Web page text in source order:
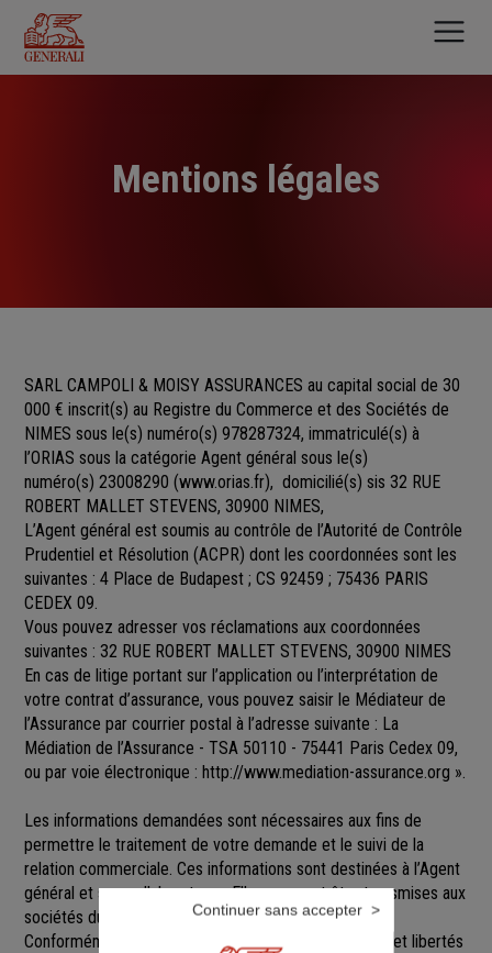
contenu
principal
Mentions légales
SARL CAMPOLI & MOISY ASSURANCES au capital social de 30
000 € inscrit(s) au Registre du Commerce et des Sociétés de
NIMES sous le(s) numéro(s) 978287324, immatriculé(s) à
l’ORIAS sous la catégorie Agent général sous le(s)
numéro(s) 23008290 (www.orias.fr), domicilié(s) sis 32 RUE
ROBERT MALLET STEVENS, 30900 NIMES,
L’Agent général est soumis au contrôle de l’Autorité de Contrôle
Prudentiel et Résolution (ACPR) dont les coordonnées sont les
suivantes : 4 Place de Budapest ; CS 92459 ; 75436 PARIS
CEDEX 09.
Vous pouvez adresser vos réclamations aux coordonnées
suivantes : 32 RUE ROBERT MALLET STEVENS, 30900 NIMES
En cas de litige portant sur l’application ou l’interprétation de
votre contrat d’assurance, vous pouvez saisir le Médiateur de
l’Assurance par courrier postal à l’adresse suivante : La
Médiation de l’Assurance - TSA 50110 - 75441 Paris Cedex 09,
ou par voie électronique : http://www.mediation-assurance.org ».
Les informations demandées sont nécessaires aux fins de
permettre le traitement de votre demande et le suivi de la
relation commerciale. Ces informations sont destinées à l’Agent
général et ses collaborateurs. Elles pourront être transmises aux
sociétés du groupe GENERALI.
Conformément aux dispositions de la loi Informatique et libertés
Continuer sans accepter